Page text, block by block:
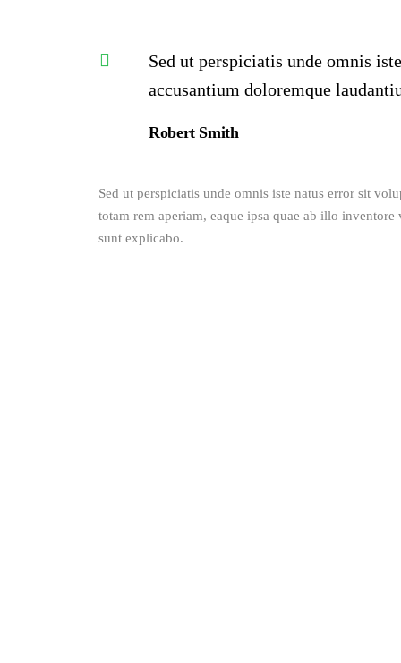
Sed ut perspiciatis unde omnis
accusantium doloremque
Robert Smith
Sed ut perspiciatis unde omnis iste natus error sit
totam rem aperiam, eaque ipsa quae ab illo
sunt explicabo.